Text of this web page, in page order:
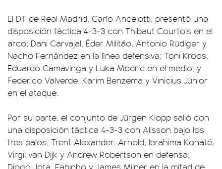
El DT de Real Madrid, Carlo Ancelotti, presentó una
disposición táctica 4-3-3 con Thibaut Courtois en el
arco; Dani Carvajal, Éder Militão, Antonio Rüdiger y
Nacho Fernández en la línea defensiva; Toni Kroos,
Eduardo Camavinga y Luka Modric en el medio; y
Federico Valverde, Karim Benzema y Vinicius Júnior
en el ataque.
Por su parte, el conjunto de Jürgen Klopp salió con
una disposición táctica 4-3-3 con Alisson bajo los
tres palos; Trent Alexander-Arnold, Ibrahima Konaté,
Virgil van Dijk y Andrew Robertson en defensa;
Diogo Jota, Fabinho y James Milner en la mitad de